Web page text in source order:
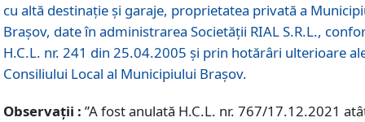
cu altă destinaţie şi garaje, proprietatea privată a
Braşov, date în administrarea Societăţii RIAL S.R.L.,
H.C.L. nr. 241 din 25.04.2005 și prin hotărâri ulterioare
Consiliului Local al Municipiului Braşov.
Observații : ”A fost anulată H.C.L. nr. 767/17.12.2021